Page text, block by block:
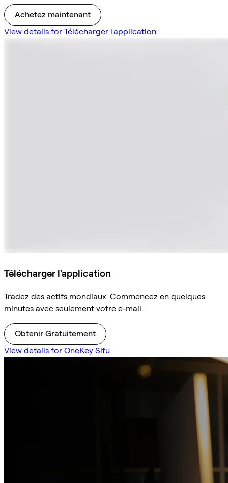
Achetez maintenant
View details for Télécharger l'application
Télécharger l'application
Tradez des actifs mondiaux. Commencez en quelques
minutes avec seulement votre e-mail.
Obtenir Gratuitement
View details for OneKey Sifu